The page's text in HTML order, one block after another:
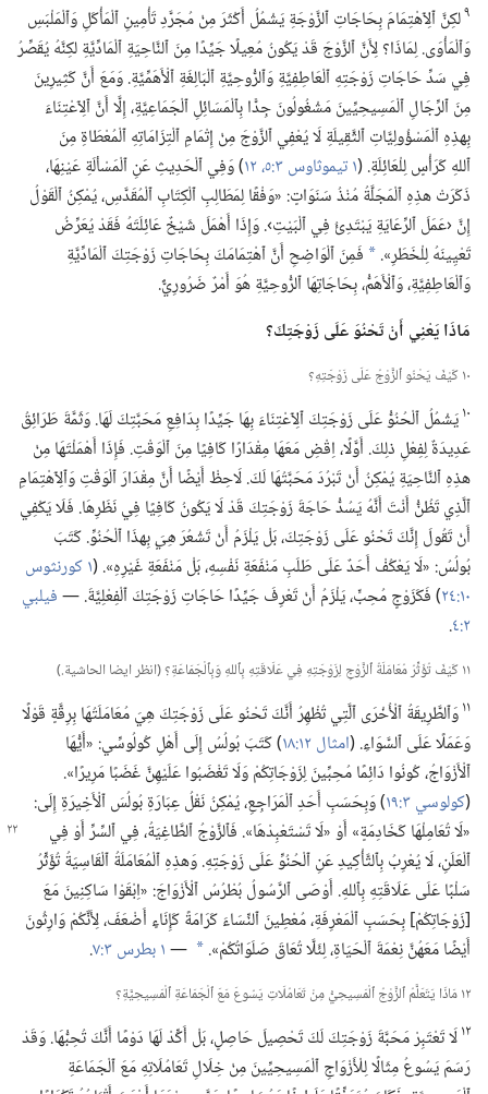
٩لكِنَّ ٱلِٱهْتِمَامَ بِحَاجَاتِ ٱلزَّوْجَةِ يَشْمُلُ أَكْثَرَ مِنْ مُجَرَّدِ تَأْمِينِ ٱلْمَأْكَلِ وَٱلْمَلْبَسِ
وَٱلْمَأْوَى.‏ لِمَاذَا؟‏ لِأَنَّ ٱلزَّوْجَ قَدْ يَكُونُ مُعِيلًا جَيِّدًا مِنَ ٱلنَّاحِيَةِ ٱلْمَادِّيَّةِ لكِنَّهُ يُقَصِّرُ
فِي سَدِّ حَاجَاتِ زَوْجَتِهِ ٱلْعَاطِفِيَّةِ وَٱلرُّوحِيَّةِ ٱلْبَالِغَةِ ٱلْأَهَمِّيَّةِ.‏ وَمَعَ أَنَّ كَثِيرِينَ
مِنَ ٱلرِّجَالِ ٱلْمَسِيحِيِّينَ مَشْغُولُونَ جِدًّا بِٱلْمَسَائِلِ ٱلْجَمَاعِيَّةِ،‏ إِلَّا أَنَّ ٱلِٱعْتِنَاءَ
بِهذِهِ ٱلْمَسْؤُولِيَّاتِ ٱلثَّقِيلَةِ لَا يُعْفِي ٱلزَّوْجَ مِنْ إِتْمَامِ ٱلْتِزَامَاتِهِ ٱلْمُعْطَاةِ مِنَ
ٱللهِ كَرَأْسٍ لِلْعَائِلَةِ.‏ (‏١ تيموثاوس ٣:‏٥،‏
‏)‏ وَفِي ٱلْحَدِيثِ عَنِ ٱلْمَسْألَةِ عَيْنِهَا،‏
ذَكَرَتْ هذِهِ ٱلْمَجَلَّةُ مُنْذُ سَنَوَاتٍ:‏ «وَفْقًا لِمَطَالِبِ ٱلْكِتَابِ ٱلْمُقَدَّسِ،‏ يُمْكِنُ ٱلْقَوْلُ
إِنَّ ‹عَمَلَ ٱلرِّعَايَةِ يَبْتَدِئُ فِي ٱلْبَيْتِ›.‏ وَإِذَا أَهْمَلَ شَيْخٌ عَائِلَتَهُ فَقَدْ يُعَرِّضُ
تَعْيِينَهُ لِلْخَطَرِ».‏ * فَمِنَ ٱلْوَاضِحِ أَنَّ ٱهْتِمَامَكَ بِحَاجَاتِ زَوْجَتِكَ ٱلْمَادِّيَّةِ
وَٱلْعَاطِفِيَّةِ،‏ وَٱلْأَهَمُّ،‏ بِحَاجَاتِهَا ٱلرُّوحِيَّةِ هُوَ أَمْرٌ ضَرُورِيٌّ.‏
مَاذَا يَعْنِي أَنْ تَحْنُوَ عَلَى زَوْجَتِكَ؟‏
١٠ كَيْفَ يَحْنُو ٱلزَّوْجُ عَلَى زَوْجَتِهِ؟‏
١٠يَشْمُلُ ٱلْحُنُوُّ عَلَى زَوْجَتِكَ ٱلِٱعْتِنَاءَ بِهَا جَيِّدًا بِدَافِعِ مَحَبَّتِكَ لَهَا.‏ وَثَمَّةَ طَرَائِقُ
عَدِيدَةٌ لِفِعْلِ ذلِكَ.‏ أَوَّلًا،‏ اِقْضِ مَعَهَا مِقْدَارًا كَافِيًا مِنَ ٱلْوَقْتِ.‏ فَإِذَا أَهْمَلْتَهَا مِنْ
هذِهِ ٱلنَّاحِيَةِ يُمْكِنُ أَنْ تَبْرُدَ مَحَبَّتُهَا لَكَ.‏ لَاحِظْ أَيْضًا أَنَّ مِقْدَارَ ٱلْوَقْتِ وَٱلِٱهْتِمَامِ
ٱلَّذِي تَظُنُّ أَنْتَ أَنَّهُ يَسُدُّ حَاجَةَ زَوْجَتِكَ قَدْ لَا يَكُونُ كَافِيًا فِي نَظَرِهَا.‏ فَلَا يَكْفِي
أَنْ تَقُولَ إِنَّكَ تَحْنُو عَلَى زَوْجَتِكَ،‏ بَلْ يَلْزَمُ أَنْ تَشْعُرَهِيَبِهذَا ٱلْحُنُوِّ.‏ كَتَبَ
بُولُسُ:‏ «لَا يَعْكُفْ أَحَدٌ عَلَى طَلَبِ مَنْفَعَةِ نَفْسِهِ،‏ بَلْ مَنْفَعَةِ غَيْرِهِ».‏ (‏ ١ كورنثوس
١٠:‏٢٤
‏)‏ فَكَزَوْجٍ مُحِبٍّ،‏ يَلْزَمُ أَنْ تَعْرِفَ جَيِّدًا حَاجَاتِ زَوْجَتِكَ ٱلْفِعْلِيَّةَ.‏ —‏فيلبي
٢:‏٤ ‏.‏
١١ كَيْفَ تُؤَثِّرُ مُعَامَلَةُ ٱلزَّوْجِ لِزَوْجَتِهِ فِي عَلَاقَتِهِ بِٱللهِ وَبِٱلْجَمَاعَةِ؟‏ (‏انظر ايضا الحاشية.‏)‏
١١وَٱلطَّرِيقَةُ ٱلْأُخْرَى ٱلَّتِي تُظْهِرُ أَنَّكَ تَحْنُو عَلَى زَوْجَتِكَ هِيَ مُعَامَلَتُهَا بِرِقَّةٍ قَوْلًا
وَعَمَلًا عَلَى ٱلسَّوَاءِ.‏ (‏امثال ١٢:‏١٨
‏)‏ كَتَبَ بُولُسُ إِلَى أَهْلِ كُولُوسِّي:‏ «أَيُّهَا
ٱلْأَزْوَاجُ،‏ كُونُوا دَائِمًا مُحِبِّينَ لِزَوْجَاتِكُمْ وَلَا تَغْضَبُوا عَلَيْهِنَّ غَضَبًا مَرِيرًا».‏
(‏كولوسي ٣:‏١٩
‏)‏ وَبِحَسَبِ أَحَدِ ٱلْمَرَاجِعِ،‏ يُمْكِنُ نَقْلُ عِبَارَةِ بُولُسَ ٱلْأَخِيرَةِ إِلَى:‏
«لَا تُعَامِلْهَا كَخَادِمَةٍ» أَوْ «لَاتَسْتَعْبِدْهَا».‏ فَٱلزَّوْجُ ٱلطَّاغِيَةُ،‏ فِي ٱلسِّرِّ أَوْ فِي
ٱلْعَلَنِ،‏ لَا يُعْرِبُ بِٱلتَّأْكِيدِ عَنِ ٱلْحُنُوِّ عَلَى زَوْجَتِهِ.‏ وَهذِهِ ٱلْمُعَامَلَةُ ٱلْقَاسِيَةُ تُؤَثِّرُ
سَلْبًا عَلَى عَلَاقَتِهِ بِٱللهِ.‏ أَوْصَى ٱلرَّسُولُ بُطْرُسُ ٱلْأَزْوَاجَ:‏ «اِبْقَوْا سَاكِنِينَ مَعَ
[زَوْجَاتِكُمْ] بِحَسَبِ ٱلْمَعْرِفَةِ،‏ مُعْطِينَ ٱلنِّسَاءَ كَرَامَةً كَإِنَاءٍ أَضْعَفَ،‏ لِأَنَّكُمْ وَارِثُونَ
أَيْضًا مَعَهُنَّ نِعْمَةَ ٱلْحَيَاةِ،‏ لِئَلَّا تُعَاقَ صَلَوَاتُكُمْ».‏ *
—‏١ بطرس ٣:‏٧ ‏.‏
١٢ مَاذَا يَتَعَلَّمُ ٱلزَّوْجُ ٱلْمَسِيحِيُّ مِنْ تَعَامُلَاتِ يَسُوعَ مَعَ ٱلْجَمَاعَةِ ٱلْمَسِيحِيَّةِ؟‏
١٢لَا تَعْتَبِرْ مَحَبَّةَ زَوْجَتِكَ لَكَ تَحْصِيلَ حَاصِلٍ،‏ بَلْ أَكِّدْ لَهَا دَوْمًا أَنَّكَ تُحِبُّهَا.‏ وَقَدْ
رَسَمَ يَسُوعُ مِثَالًا لِلْأَزْوَاجِ ٱلْمَسِيحِيِّينَ مِنْ خِلَالِ تَعَامُلَاتِهِ مَعَ ٱلْجَمَاعَةِ